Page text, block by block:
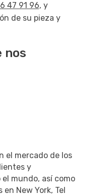
47 91 96, y
de su pieza y
nos
el mercado de los
y
mundo, así como
New York, Tel